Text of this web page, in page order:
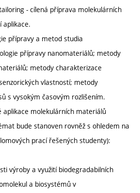
- cílená příprava molekulárních
přípravy a metod studia
přípravy nanomateriálů; metody
metody charakterizace
vlastností; metody
s vysokým časovým rozlišením.
aplikace molekulárních materiálů
bude stanoven rovněž s ohledem na
prací řešených studenty):
výroby a využití biodegradabilních
a biosystémů v